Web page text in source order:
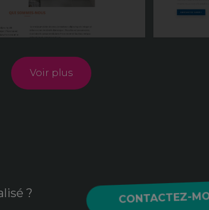
Voir plus
?
CONTACTEZ-